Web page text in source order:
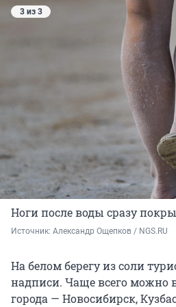
3 из 3
Ноги после воды сразу
Источник: Александр Ощепков / NGS.RU
На белом берегу из соли
надписи. Чаще всего можно
города — Новосибирск,